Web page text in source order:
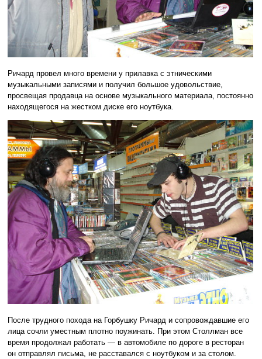
Ричард провел много времени у прилавка с этническими
музыкальными записями и получил большое удовольствие,
просвещая продавца на основе музыкального материала, постоянно
находящегося на жестком диске его ноутбука.
После трудного похода на Горбушку Ричард и сопровождавшие его
лица сочли уместным плотно поужинать. При этом Столлман все
время продолжал работать — в автомобиле по дороге в ресторан
он отправлял письма, не расставался с ноутбуком и за столом.